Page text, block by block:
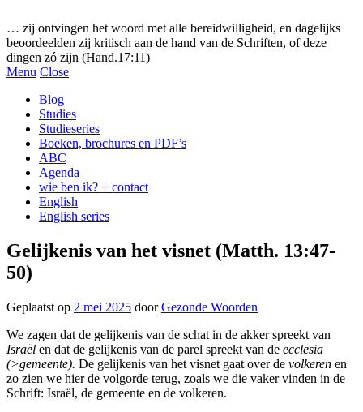
… zij ontvingen het woord met alle bereidwilligheid, en dagelijks
beoordeelden zij kritisch aan de hand van de Schriften, of deze
dingen zó zijn (Hand.17:11)
Menu Close
Blog
Studies
Studieseries
Boeken, brochures en PDF’s
ABC
Agenda
wie ben ik? + contact
English
English series
Gelijkenis van het visnet (Matth. 13:47-
50)
Geplaatst op 2 mei 2025 doorGezonde Woorden
We zagen dat de gelijkenis van de schat in de akker spreekt van
Israël en dat de gelijkenis van de parel spreekt van de ecclesia
(>gemeente). De gelijkenis van het visnet gaat over de volkeren en
zo zien we hier de volgorde terug, zoals we die vaker vinden in de
Schrift: Israël, de gemeente en de volkeren.